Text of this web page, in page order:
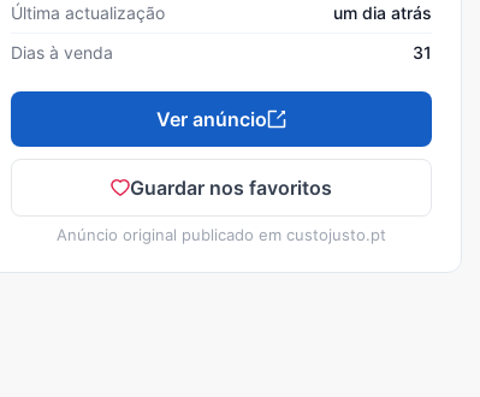
Última actualização
um dia atrás
Dias à venda
31
Ver anúncio
Guardar nos favoritos
Anúncio original publicado em custojusto.pt